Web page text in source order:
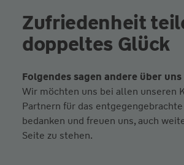
Zufriedenheit
doppeltes Glück
Folgendes sagen andere über uns
Wir möchten uns bei allen unseren
Partnern für das
bedanken und freuen uns, auch
Seite zu stehen.